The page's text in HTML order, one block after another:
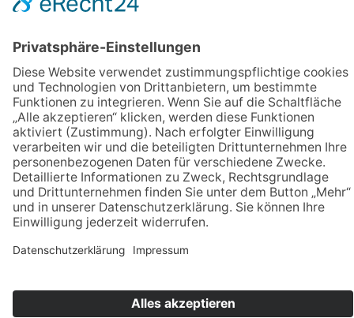
Pillnitzer Straße 14
Kontakt
Tel: +49 3528 4181358
Email:info@salzgrotte-radeberg.de
Nehmen Sie Kontakt auf
Informationen
Öffnungszeiten
Salzprodukte-Shop
Impressum